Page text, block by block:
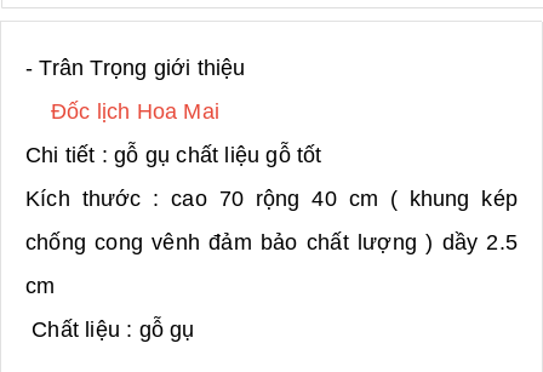
- Trân Trọng giới thiệu
Đốc lịch Hoa Mai
Chi tiết : gỗ gụ chất liệu gỗ tốt
Kích thước : cao 70 rộng 40 cm ( khung kép
chống cong vênh đảm bảo chất lượng ) dầy 2.5
cm
Chất liệu : gỗ gụ